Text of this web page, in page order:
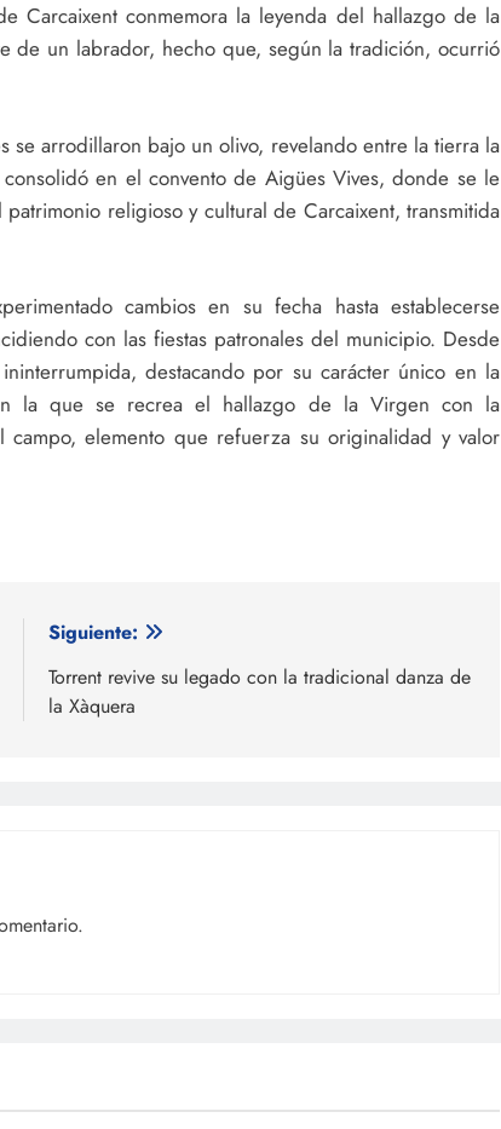
Carcaixent conmemora la leyenda del hallazgo de la
de un labrador, hecho que, según la tradición, ocurrió
se arrodillaron bajo un olivo, revelando entre la tierra la
en el convento de Aigües Vives, donde se le
religioso y cultural de Carcaixent, transmitida
cambios en su fecha hasta establecerse
con las fiestas patronales del municipio. Desde
destacando por su carácter único en la
la que se recrea el hallazgo de la Virgen con la
elemento que refuerza su originalidad y valor
Siguiente:
Torrent revive su legado con la tradicional danza de
la Xàquera